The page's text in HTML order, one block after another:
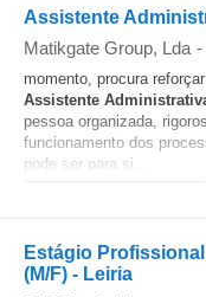
Assistente
Matikgate Group, Lda -
momento, procura
Assistente
pessoa organizada,
funcionamento dos
pode ser para si...
Estágio
(M/F) - Leiria